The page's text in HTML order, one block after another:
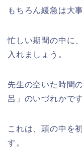
もちろん緩急は大
忙しい期間の中に
入れましょう。
先生の空いた時間
呂」のいづれかです
これは、頭の中を
す。